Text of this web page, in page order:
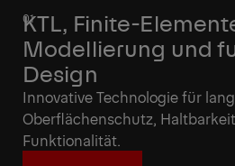
KTL, Finite-
Modellierung und
Design
Innovative Technologie für
Oberflächenschutz,
Funktionalität.